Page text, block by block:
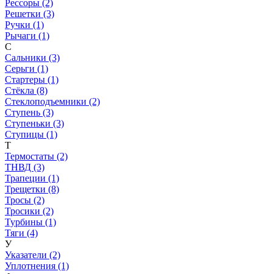
Рессоры (2)
Решетки (3)
Ручки (1)
Рычаги (1)
С
Сальники (3)
Серьги (1)
Стартеры (1)
Стёкла (8)
Стеклоподъемники (2)
Ступень (3)
Ступеньки (3)
Ступицы (1)
Т
Термостаты (2)
ТНВД (3)
Трапеции (1)
Трещетки (8)
Тросы (2)
Тросики (2)
Турбины (1)
Тяги (4)
У
Указатели (2)
Уплотнения (1)